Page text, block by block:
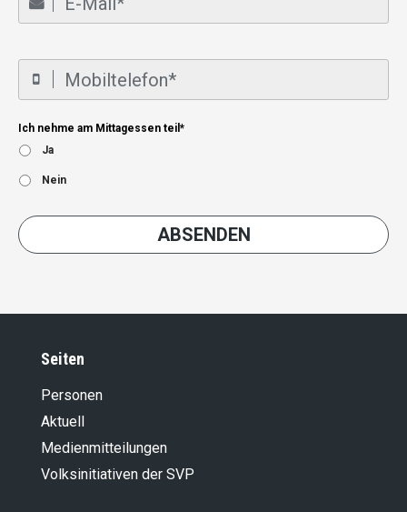
Ich nehme am Mittagessen teil*
Ja
Nein
Seiten
Personen
Aktuell
Medienmitteilungen
Volksinitiativen der SVP